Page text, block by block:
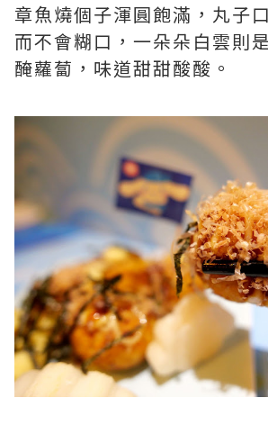
章魚燒個子渾圓飽滿，丸子
而不會糊口，一朵朵白雲則
醃蘿蔔，味道甜甜酸酸。